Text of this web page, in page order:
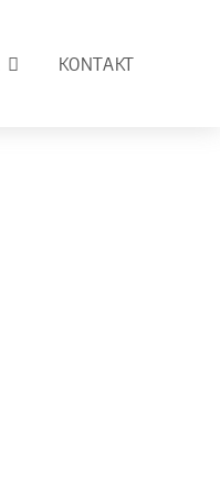
KONTAKT